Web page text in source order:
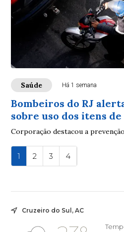
Saúde Há 1 semana
Bombeiros do RJ
sobre uso dos itens
Corporação destacou a
1 2 3 4
Cruzeiro do Sul, AC